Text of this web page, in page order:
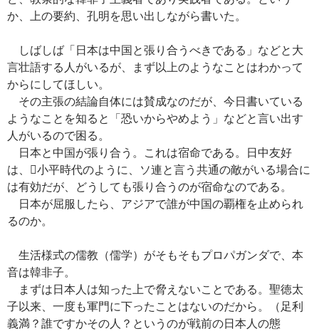
か、上の要約、孔明を思い出しながら書いた。
しばしば「日本は中国と張り合うべきである」などと大
言壮語する人がいるが、まず以上のようなことはわかって
からにしてほしい。
その主張の結論自体には賛成なのだが、今日書いている
ようなことを知ると「恐いからやめよう」などと言い出す
人がいるので困る。
日本と中国が張り合う。これは宿命である。日中友好
は、小平時代のように、ソ連と言う共通の敵がいる場合に
は有効だが、どうしても張り合うのが宿命なのである。
日本が屈服したら、アジアで誰が中国の覇権を止められ
るのか。
生活様式の儒教（儒学）がそもそもプロパガンダで、本
音は韓非子。
まずは日本人は知った上で脅えないことである。聖徳太
子以来、一度も軍門に下ったことはないのだから。（足利
義満？誰ですかその人？というのが戦前の日本人の態